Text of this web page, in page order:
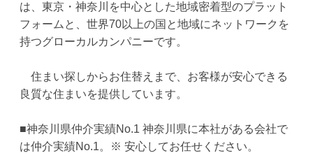
は、東京・神奈川を中心とした地域密着型のプラット
フォームと、世界70以上の国と地域にネットワークを
持つグローカルカンパニーです。
住まい探しからお住替えまで、お客様が安心できる
良質な住まいを提供しています。
■神奈川県仲介実績No.1 神奈川県に本社がある会社で
は仲介実績No.1。※ 安心してお任せください。